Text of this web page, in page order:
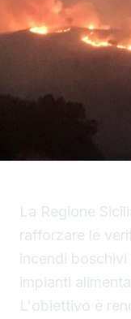
La Regione
rafforzare le
incendi
impianti
L'obiettivo è